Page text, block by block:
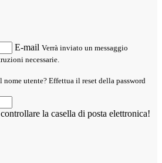
E-mail Verrà inviato un messaggio
necessarie.
nome utente? Effettua il reset della password
la casella di posta elettronica!